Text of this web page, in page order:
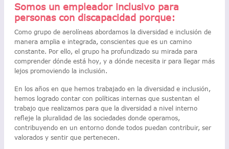
Somos un empleador inclusivo para
personas con discapacidad porque:
Como grupo de aerolíneas abordamos la diversidad e inclusión de
manera amplia e integrada, conscientes que es un camino
constante. Por ello, el grupo ha profundizado su mirada para
comprender dónde está hoy, y a dónde necesita ir para llegar más
lejos promoviendo la inclusión.
En los años en que hemos trabajado en la diversidad e inclusión,
hemos logrado contar con políticas internas que sustentan el
trabajo que realizamos para que la diversidad a nivel interno
refleje la pluralidad de las sociedades donde operamos,
contribuyendo en un entorno donde todos puedan contribuir, ser
valorados y sentir que pertenecen.